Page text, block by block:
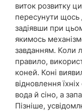
виток розвитку
пересунути щось
задіявши при
якимось
завданням. Коли
правило,
коней. Коні
відновлення
вода й сіно, а
Пізніше,